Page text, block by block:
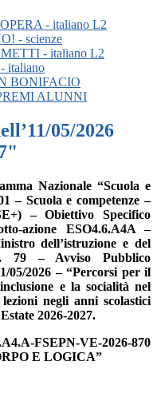
- italiano L2
- scienze
- italiano L2
italiano
BONIFACIO
ALUNNI
05/2026
Nazionale “Scuola e
– Scuola e competenze –
– Obiettivo Specifico
azione ESO4.6.A4A –
dell’istruzione e del
79 – Avviso Pubblico
05/2026 – “Percorsi per il
e la socialità nel
negli anni scolastici
2026-2027.
FSEPN-VE-2026-870
E LOGICA”